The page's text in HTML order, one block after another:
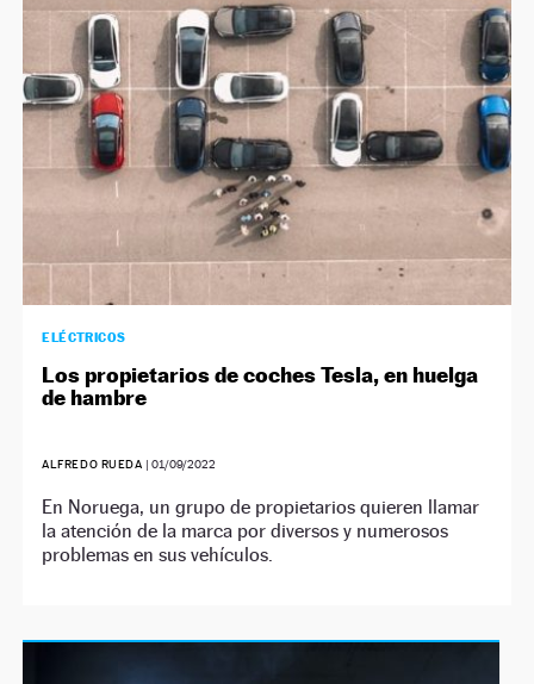
NEWSLETTER
SÍGUENOS
ELÉCTRICOS
Los propietarios de coches Tesla, en huelga
de hambre
ALFREDO RUEDA | 01/09/2022
En Noruega, un grupo de propietarios quieren llamar
la atención de la marca por diversos y numerosos
problemas en sus vehículos.